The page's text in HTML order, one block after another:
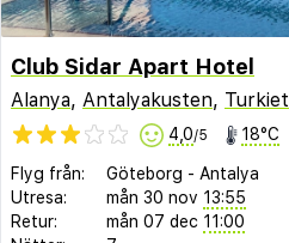
Club Sidar Apart Hotel
Alanya, Antalyakusten, Turkiet
4,0/5 18°C
Flyg från: Göteborg - Antalya
Utresa:
mån 30 nov 13:55
Retur:
mån 07 dec 11:00